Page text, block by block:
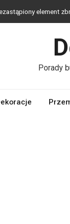
element
plac zabaw do
Porady